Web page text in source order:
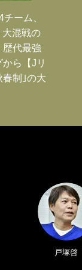
ーム、
大混戦の
歴代最強
ら【Jリ
春制｣の大
戸塚啓